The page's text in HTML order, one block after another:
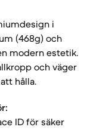
i
(468g) och
modern estetik.
och väger
hålla.
ID för säker